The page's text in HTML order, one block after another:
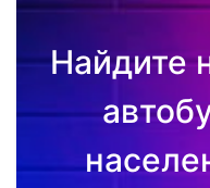
Найдите